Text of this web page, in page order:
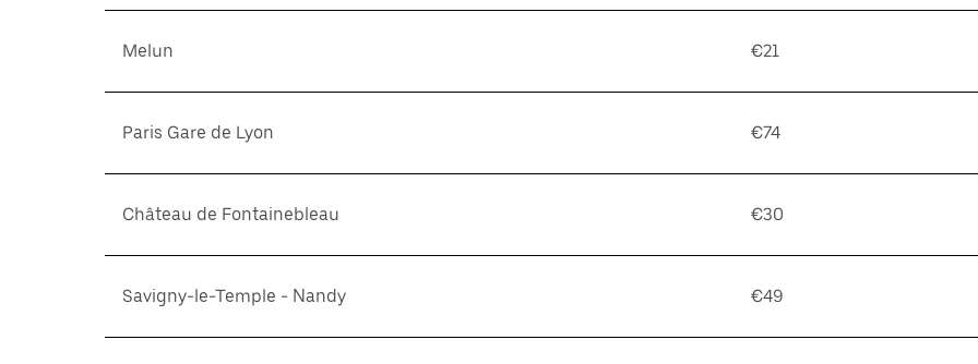
Melun €21
Paris Gare de Lyon €74
Château de Fontainebleau €30
Savigny-le-Temple - Nandy €49